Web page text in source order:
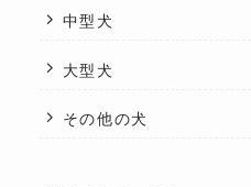
中型犬
大型犬
その他の犬